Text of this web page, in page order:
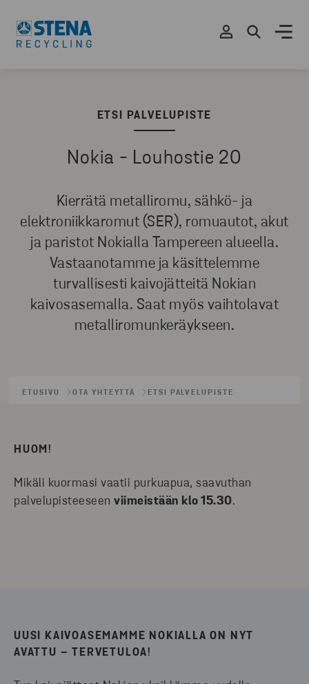
ETSI PALVELUPISTE
Nokia - Louhostie 20
Kierrätä metalliromu, sähkö- ja
elektroniikkaromut (SER), romuautot, akut
ja paristot Nokialla Tampereen alueella.
Vastaanotamme ja käsittelemme
turvallisesti kaivojätteitä Nokian
kaivosasemalla. Saat myös vaihtolavat
metalliromunkeräykseen.
ETUSIVU OTA YHTEYTTÄ ETSI PALVELUPISTE
HUOM!
Mikäli kuormasi vaatii purkuapua, saavuthan
palvelupisteeseen viimeistään klo 15.30.
UUSI KAIVOASEMAMME NOKIALLA ON NYT
AVATTU – TERVETULOA!